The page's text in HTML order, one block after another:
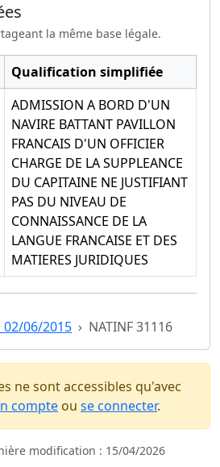
la même base légale.
Qualification simplifiée
ADMISSION A BORD D'UN
NAVIRE BATTANT PAVILLON
FRANCAIS D'UN OFFICIER
CHARGE DE LA SUPPLEANCE
DU CAPITAINE NE JUSTIFIANT
PAS DU NIVEAU DE
CONNAISSANCE DE LA
LANGUE FRANCAISE ET DES
MATIERES JURIDIQUES
06/2015 NATINF 31116
ne sont accessibles qu'avec
compte ou se connecter.
modification : 15/04/2026